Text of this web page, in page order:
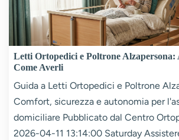
Letti Ortopedici e Poltrone Alzapersona:
Come Averli
Guida a Letti Ortopedici e Poltrone
Comfort, sicurezza e autonomia per
domiciliare Pubblicato dal Centro
2026-04-11 13:14:00 Saturday